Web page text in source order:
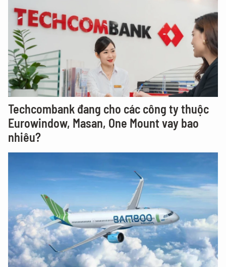
Techcombank đang cho các công ty thuộc
Eurowindow, Masan, One Mount vay bao
nhiêu?